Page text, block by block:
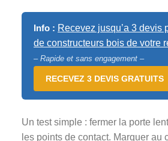
Info : Recevez jusqu’a 3 devis
de constructeurs bois de votre
– Rapide et sans engagement –
RECEVEZ 3 DEVIS GRATUITS
Un test simple : fermer la porte
les points de contact. Marquer au